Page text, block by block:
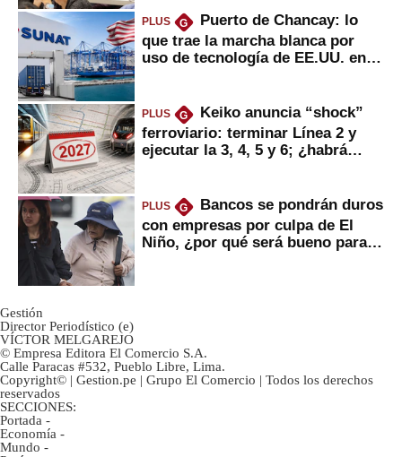
PLUS G
Puerto de Chancay: lo
que trae la marcha blanca por
uso de tecnología de EE.UU. en
PLUS G
Keiko anuncia “shock”
ferroviario: terminar Línea 2 y
ejecutar la 3, 4, 5 y 6; ¿habrá
PLUS G
Bancos se pondrán duros
con empresas por culpa de El
Niño, ¿por qué será bueno para
Gestión
Director Periodístico (e)
VÍCTOR MELGAREJO
© Empresa Editora El Comercio S.A.
Calle Paracas #532, Pueblo Libre, Lima.
Copyright© | Gestion.pe | Grupo El Comercio | Todos los derechos
reservados
SECCIONES:
Portada -
Economía -
Mundo -